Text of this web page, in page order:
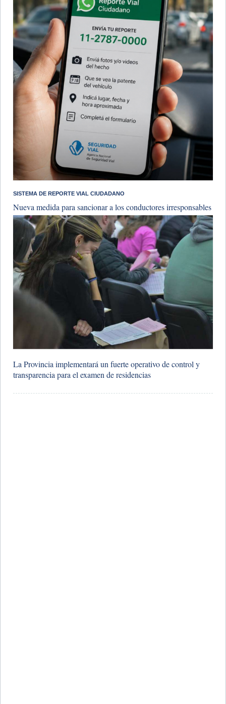
SISTEMA DE REPORTE VIAL CIUDADANO
Nueva medida para sancionar a los conductores irresponsables
La Provincia implementará un fuerte operativo de control y
transparencia para el examen de residencias